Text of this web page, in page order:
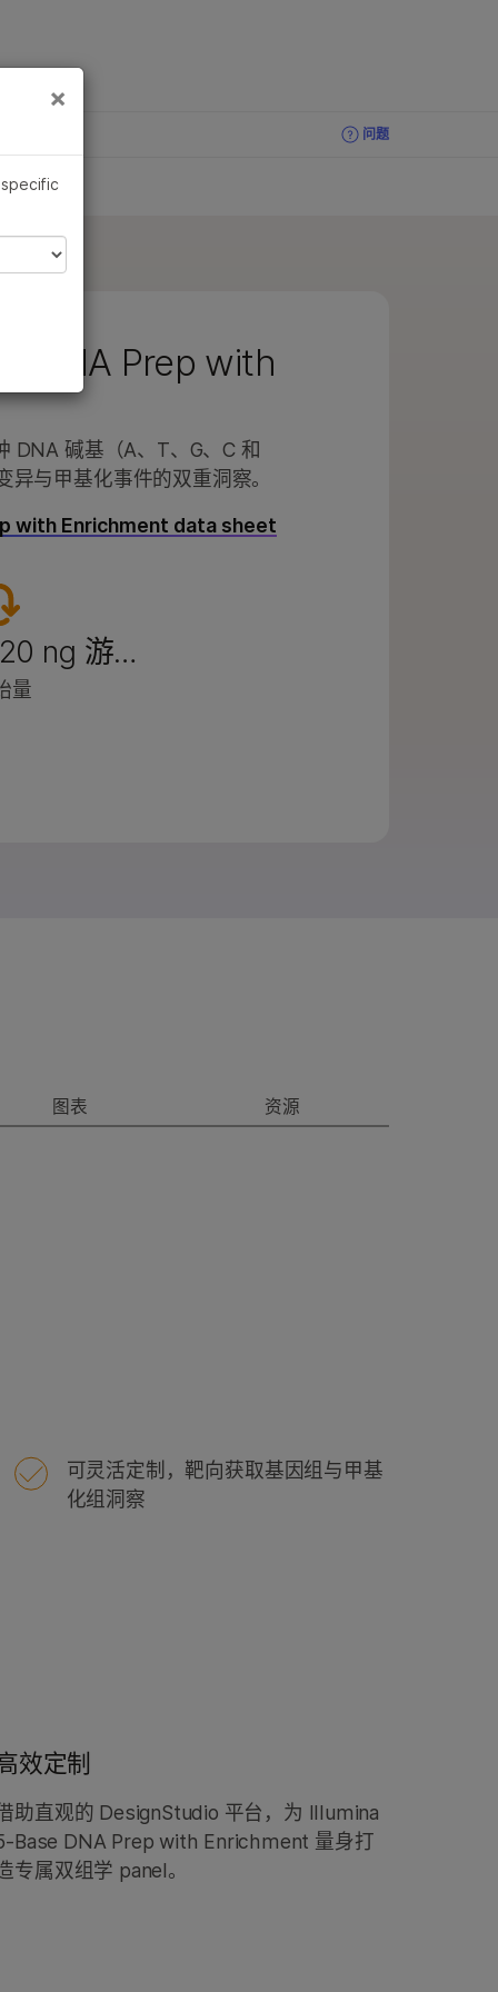
问题
问题
DNA Prep with
DNA 碱基（A、T、G、C 和
与甲基化事件的双重洞察。
with Enrichment data sheet
ng 游…
量
图表 资源
可灵活定制，靶向获取基因组与甲基
化组洞察
效定制
助直观的 DesignStudio 平台，为 Illumina
Base DNA Prep with Enrichment 量身打
专属双组学 panel。
×
×